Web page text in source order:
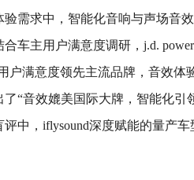
需求中，智能化音响与声场音
车主用户满意度调研，j.d.
户满意度领先主流品牌，音效体
“音效媲美国际大牌，智能化引
中，iflysound深度赋能的量产